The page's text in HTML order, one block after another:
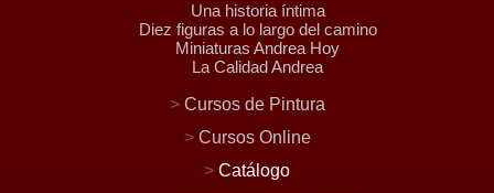
Una historia íntima
Diez figuras a lo largo del camino
Miniaturas Andrea Hoy
La Calidad Andrea
> Cursos de Pintura
> Cursos Online
> Catálogo